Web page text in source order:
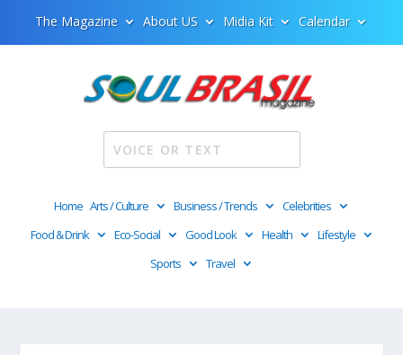
The Magazine About US Midia Kit Calendar
Home Arts / Culture Business / Trends
Celebrities
Food & Drink
Eco-Social Good Look Health
Lifestyle
Sports
Travel